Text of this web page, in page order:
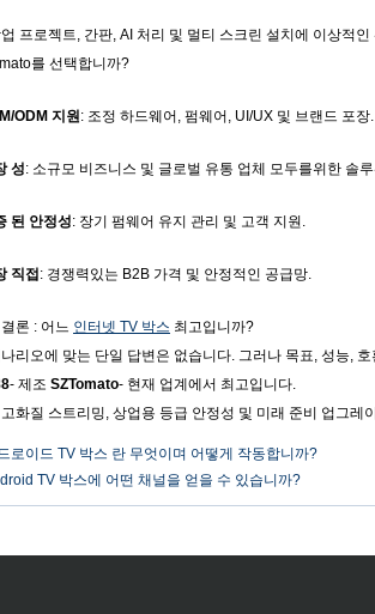
프로젝트, 간판, AI 처리 및 멀티 스크린 설치에 이상적인
를 선택합니까?
ODM 지원: 조정 하드웨어, 펌웨어, UI/UX 및 브랜드 포장.
성: 소규모 비즈니스 및 글로벌 유통 업체 모두를위한 솔루
된 안정성: 장기 펌웨어 유지 관리 및 고객 지원.
직접: 경쟁력있는 B2B 가격 및 안정적인 공급망.
론 : 어느 인터넷 TV 박스 최고입니까?
나리오에 맞는 단일 답변은 없습니다. 그러나 목표, 성능,
- 제조 SZTomato- 현재 업계에서 최고입니다.
화질 스트리밍, 상업용 등급 안정성 및 미래 준비 업그
로이드 TV 박스 란 무엇이며 어떻게 작동합니까?
TV 박스에 어떤 채널을 얻을 수 있습니까?